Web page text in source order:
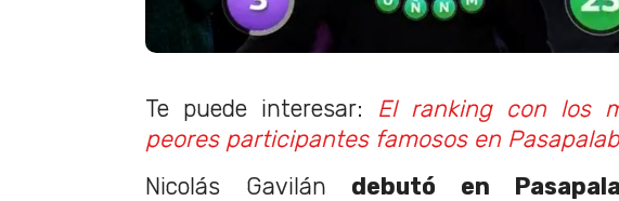
Te puede interesar: El ranking con los
peores participantes famosos en
Nicolás Gavilán debutó en